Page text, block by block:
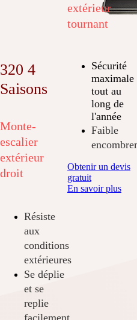
320 4
Saisons
Monte-
escalier
extérieur
droit
Résiste
aux
conditions
extérieures
Se déplie
et se
replie
extérieur
tournant
Sécurité
maximale
tout au
long de
l'année
Faible
Obtenir un devis
gratuit
En savoir plus